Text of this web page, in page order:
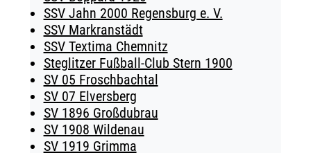
SSV Jahn 2000 Regensburg e. V.
SSV Markranstädt
SSV Textima Chemnitz
Steglitzer Fußball-Club Stern 1900
SV 05 Froschbachtal
SV 07 Elversberg
SV 1896 Großdubrau
SV 1908 Wildenau
SV 1919 Grimma